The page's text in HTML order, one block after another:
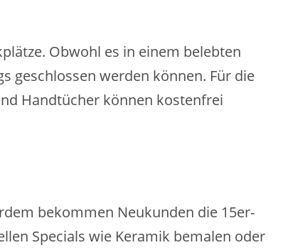
Obwohl es in einem belebten
geschlossen werden können. Für die
Handtücher können kostenfrei
bekommen Neukunden die 15er-
Specials wie Keramik bemalen oder